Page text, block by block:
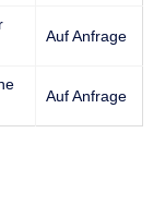
Auf Anfrage
Auf Anfrage